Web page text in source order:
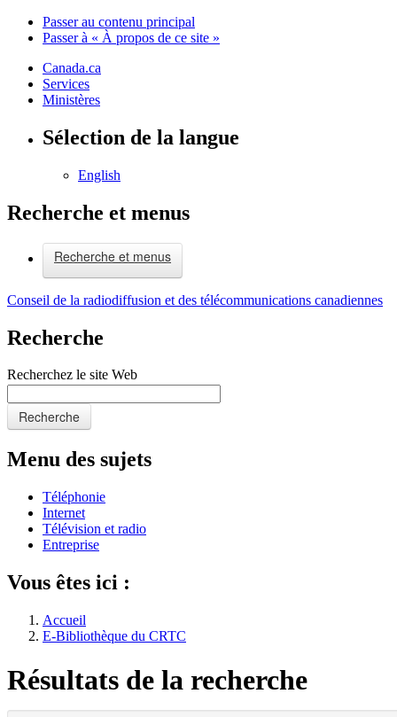
Passer au contenu principal
Passer à « À propos de ce site »
Canada.ca
Services
Ministères
Sélection de la langue
English
Recherche et menus
Recherche et menus
Conseil de la radiodiffusion et des télécommunications canadiennes
Recherche
Recherchez le site Web
Recherche
Menu des sujets
Téléphonie
Internet
Télévision et radio
Entreprise
Vous êtes ici :
Accueil
E-Bibliothèque du CRTC
Résultats de la recherche